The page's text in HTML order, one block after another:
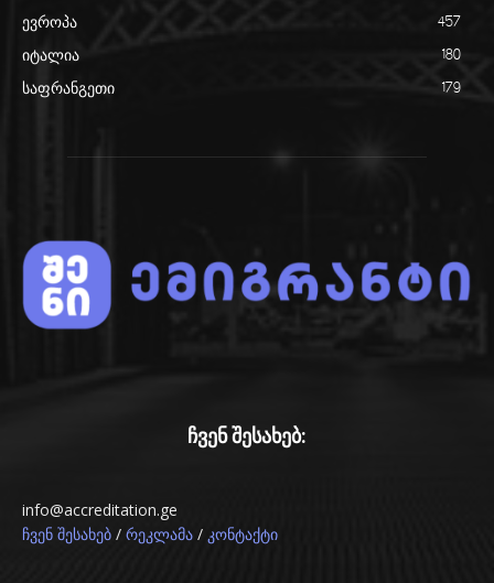
ევროპა 457
იტალია 180
საფრანგეთი 179
ჩვენ შესახებ:
info@accreditation.ge
ჩვენ შესახებ / რეკლამა / კონტაქტი